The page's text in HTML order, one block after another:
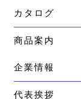
カタログ
商品案内
企業情報
代表挨拶